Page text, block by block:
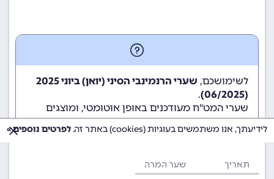
לשימושכם,
שערי הרנמינבי הסיני (יואן) ביוני 2025
(06/2025)
.
שערי המט"ח מעודכנים באופן אוטומטי, ומוצגים
לשימוש גולשי ומשתמשי האתר.
תאריך שער המרה
לידיעתך, אנו משתמשים בעוגיות (cookies) באתר זה. לפרטים נוספים »